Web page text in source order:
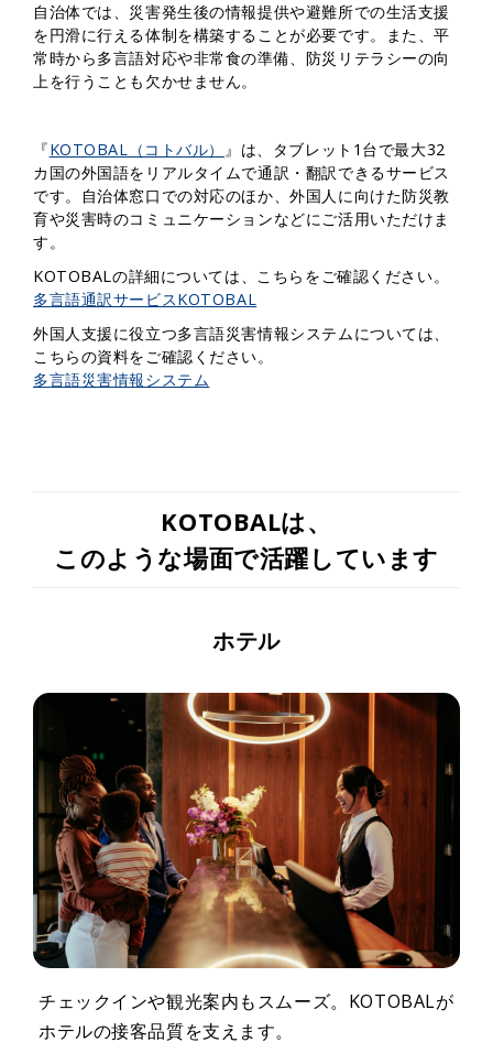
自治体では、災害発生後の情報提供や避難所での生活支援
を円滑に行える体制を構築することが必要です。また、平
常時から多言語対応や非常食の準備、防災リテラシーの向
上を行うことも欠かせません。
『KOTOBAL（コトバル） 』は、タブレット1台で最大32
カ国の外国語をリアルタイムで通訳・翻訳できるサービス
です。自治体窓口での対応のほか、外国人に向けた防災教
育や災害時のコミュニケーションなどにご活用いただけま
す。
KOTOBALの詳細については、こちらをご確認ください。
多言語通訳サービスKOTOBAL
外国人支援に役立つ多言語災害情報システムについては、
こちらの資料をご確認ください。
多言語災害情報システム
KOTOBALは、
このような場面で活躍しています
ホテル
チェックインや観光案内もスムーズ。KOTOBALが
ホテルの接客品質を支えます。